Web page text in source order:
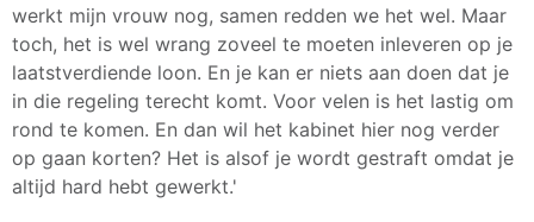
werkt mijn vrouw nog, samen redden we het wel. Maar
toch, het is wel wrang zoveel te moeten inleveren op je
laatstverdiende loon. En je kan er niets aan doen dat je
in die regeling terecht komt. Voor velen is het lastig om
rond te komen. En dan wil het kabinet hier nog verder
op gaan korten? Het is alsof je wordt gestraft omdat je
altijd hard hebt gewerkt.'